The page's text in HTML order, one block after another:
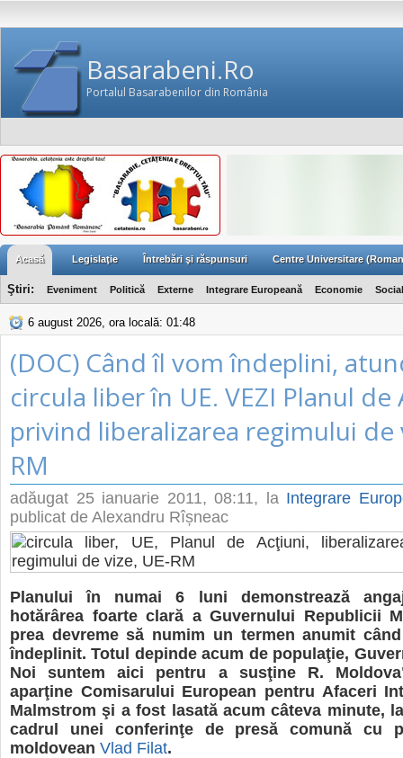
Basarabeni.Ro
Portalul Basarabenilor din România
Acasă Legislaţie Întrebări şi răspunsuri Centre Universitare
Ştiri: Eveniment Politică Externe Integrare Europeană Economie Social
6 august 2026, ora locală: 01:48
(DOC) Când îl vom îndeplini,
circula liber în UE. VEZI Planul de
privind liberalizarea regimului de
RM
adăugat 25 ianuarie 2011, 08:11, la Integrare
publicat de Alexandru Rîșneac
Planului în numai 6 luni demonstrează
hotărârea foarte clară a Guvernului Republicii
prea devreme să numim un termen anumit
îndeplinit. Totul depinde acum de populaţie,
Noi suntem aici pentru a susţine R.
aparţine Comisarului European pentru Afaceri
Malmstrom şi a fost lasată acum câteva minute,
cadrul unei conferinţe de presă comună cu
moldovean Vlad Filat.